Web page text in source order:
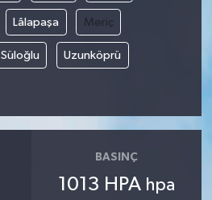
Lâlapaşa Meriç
Süloğlu Uzunköprü
BASINÇ
1013 HPA hpa